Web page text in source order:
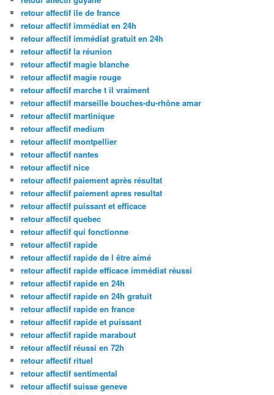
retour affectif ile de france
retour affectif immédiat en 24h
retour affectif immédiat gratuit en 24h
retour affectif la réunion
retour affectif magie blanche
retour affectif magie rouge
retour affectif marche t il vraiment
retour affectif marseille bouches-du-rhône amar
retour affectif martinique
retour affectif medium
retour affectif montpellier
retour affectif nantes
retour affectif nice
retour affectif paiement après résultat
retour affectif paiement apres resultat
retour affectif puissant et efficace
retour affectif quebec
retour affectif qui fonctionne
retour affectif rapide
retour affectif rapide de l être aimé
retour affectif rapide efficace immédiat réussi
retour affectif rapide en 24h
retour affectif rapide en 24h gratuit
retour affectif rapide en france
retour affectif rapide et puissant
retour affectif rapide marabout
retour affectif réussi en 72h
retour affectif rituel
retour affectif sentimental
retour affectif suisse geneve